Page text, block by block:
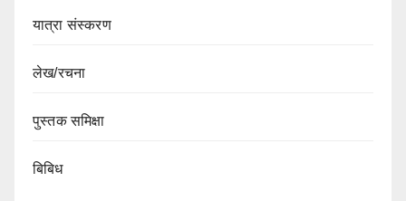
यात्रा संस्करण
लेख/रचना
पुस्तक समिक्षा
बिबिध